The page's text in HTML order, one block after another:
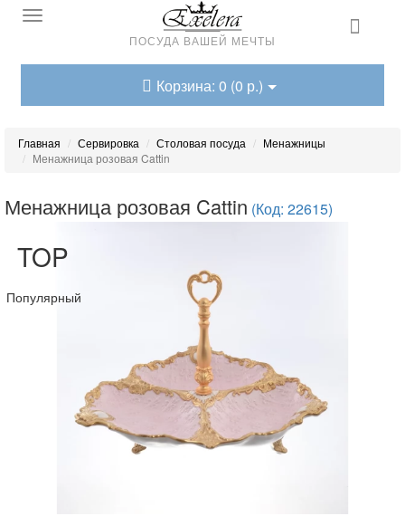
ПОСУДА ВАШЕЙ МЕЧТЫ
Корзина: 0 (0 р.)
Главная Сервировка Столовая посуда
Менажницы
Менажница розовая Cattin
Менажница розовая Cattin (Код: 22615)
TOP
Популярный